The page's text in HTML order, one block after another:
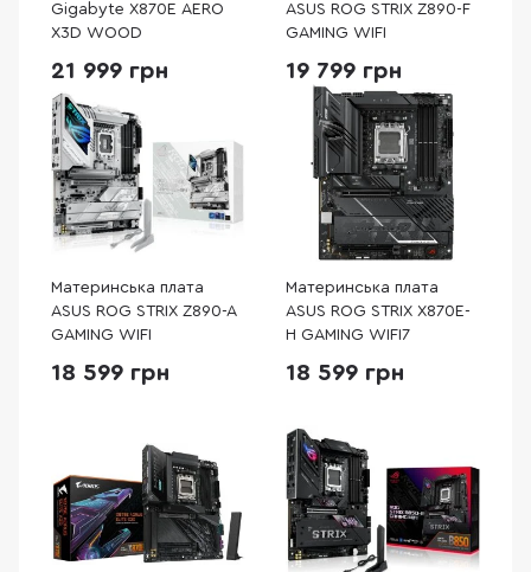
Gigabyte X870E AERO
X3D WOOD
21 999 грн
ASUS ROG STRIX Z890-F
GAMING WIFI
19 799 грн
Материнська плата
ASUS ROG STRIX Z890-A
GAMING WIFI
18 599 грн
Материнська плата
ASUS ROG STRIX X870E-
H GAMING WIFI7
18 599 грн